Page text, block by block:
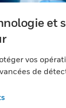
et
vos
de